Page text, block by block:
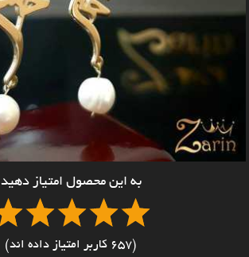
به این محصول امتیاز دهید
(657 کاربر امتیاز داده اند)